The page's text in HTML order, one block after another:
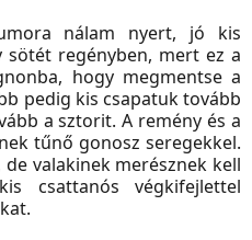
nálam nyert, jó kis
regényben, mert ez a
hogy megmentse a
pedig kis csapatuk tovább
a sztorit. A remény és a
tűnő gonosz seregekkel.
de valakinek merésznek kell
csattanós végkifejlettel